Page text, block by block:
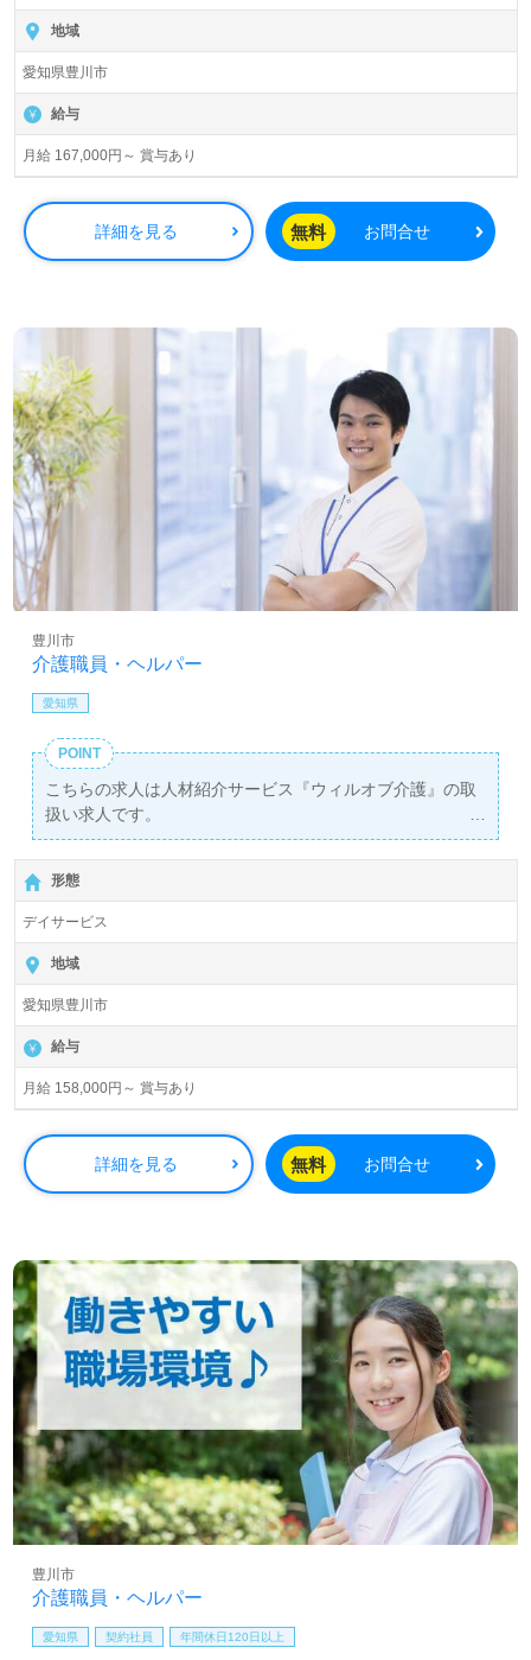
地域
愛知県豊川市
給与
月給 167,000円～ 賞与あり
詳細を見る 無料 お問合せ
介護職員・ヘルパー
豊川市
愛知県
POINT
こちらの求人は人材紹介サービス『ウィルオブ介護』の取
扱い求人です。
詳細に関してお気軽にご相談ください♪
【無料】で皆さんの転職活動をサポートいたします。
形態
デイサービス
地域
愛知県豊川市
給与
月給 158,000円～ 賞与あり
詳細を見る 無料 お問合せ
介護職員・ヘルパー
豊川市
愛知県 契約社員 年間休日120日以上